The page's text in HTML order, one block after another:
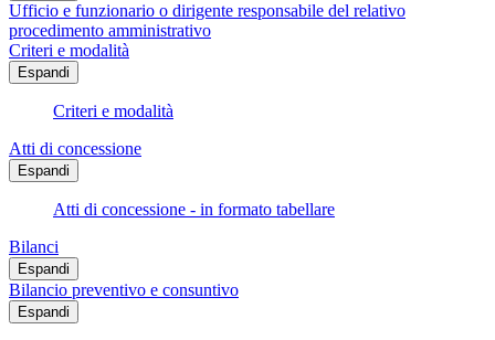
Ufficio e funzionario o dirigente responsabile del relativo
procedimento amministrativo
Criteri e modalità
Espandi
Criteri e modalità
Atti di concessione
Espandi
Atti di concessione - in formato tabellare
Bilanci
Espandi
Bilancio preventivo e consuntivo
Espandi